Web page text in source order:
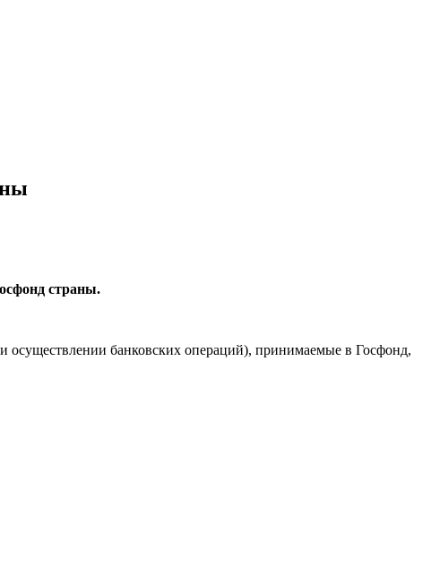
страны.
осуществлении банковских операций), принимаемые в Госфонд,